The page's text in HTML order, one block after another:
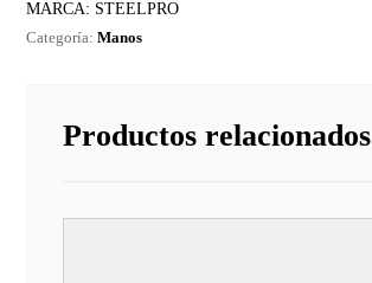
MARCA: STEELPRO
Categoría:Manos
Productos relacionados